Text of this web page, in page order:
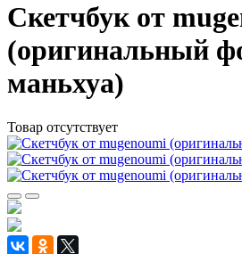
Скетчбук от
(оригинальный
маньхуа)
Товар отсутствует